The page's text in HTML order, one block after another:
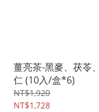
薑亮茶-黑麥、茯苓
仁 (10入/盒*6)
NT$1,920
NT$1,728